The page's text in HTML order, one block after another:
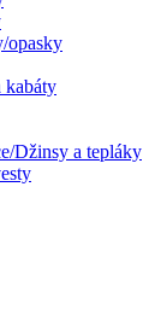
opasky
kabáty
Džinsy a tepláky